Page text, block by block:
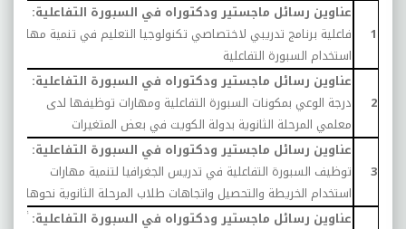
1
عناوين رسائل ماجستير ودكتوراه في السبورة التفاعلية:
فاعلية برنامج تدريبي لاختصاصي تكنولوجيا التعليم في تنمية مهارات
استخدام السبورة التفاعلية
2
عناوين رسائل ماجستير ودكتوراه في السبورة التفاعلية:
درجة الوعي بمكونات السبورة التفاعلية ومهارات توظيفها لدى
معلمي المرحلة الثانوية بدولة الكويت في بعض المتغيرات
3
عناوين رسائل ماجستير ودكتوراه في السبورة التفاعلية:
توظيف السبورة التفاعلية في تدريس الجغرافيا لتنمية مهارات
استخدام الخريطة والتحصيل واتجاهات طلاب المرحلة الثانوية نحوها
عناوين رسائل ماجستير ودكتوراه في السبورة التفاعلية:أثر